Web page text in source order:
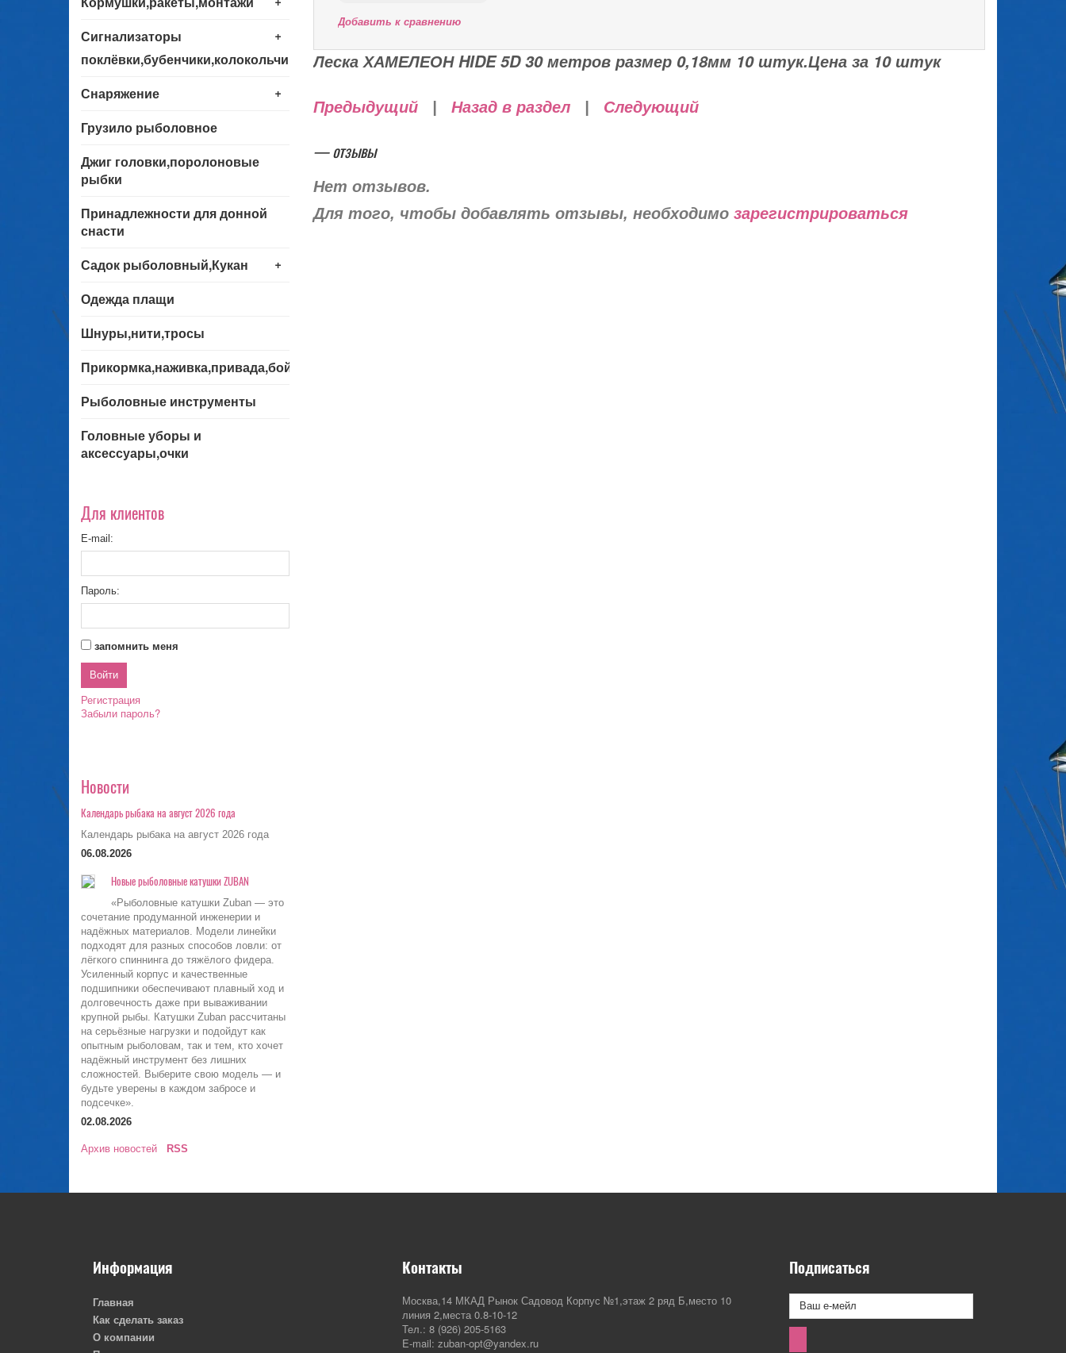
+
Сигнализаторы
поклёвки,бубенчики,колокольчики
+
Снаряжение
Грузило рыболовное
Джиг головки,поролоновые
рыбки
Принадлежности для донной
снасти
+
Садок рыболовный,Кукан
Одежда плащи
Шнуры,нити,тросы
Прикормка,наживка,привада,бойла
Рыболовные инструменты
Головные уборы и
аксессуары,очки
Для клиентов
E-mail:
Пароль:
запомнить меня
Регистрация
Забыли пароль?
Новости
Календарь рыбака на август 2026 года
Календарь рыбака на август 2026 года
06.08.2026
Новые рыболовные катушки ZUBAN
«Рыболовные катушки Zuban — это
сочетание продуманной инженерии и
надёжных материалов. Модели линейки
подходят для разных способов ловли: от
лёгкого спиннинга до тяжёлого фидера.
Усиленный корпус и качественные
подшипники обеспечивают плавный ход и
долговечность даже при вываживании
крупной рыбы. Катушки Zuban рассчитаны
на серьёзные нагрузки и подойдут как
опытным рыболовам, так и тем, кто хочет
надёжный инструмент без лишних
сложностей. Выберите свою модель — и
будьте уверены в каждом забросе и
подсечке».
02.08.2026
Архив новостей RSS
Добавить к сравнению
Леска ХАМЕЛЕОН HIDE 5D 30 метров размер 0,18мм 10 штук.Цена за 10 штук
Предыдущий| Назад в раздел| Следующий
— отзывы
Нет отзывов.
Для того, чтобы добавлять отзывы, необходимо зарегистрироваться
Информация
Главная
Как сделать заказ
О компании
Контакты
Москва,14 МКАД Рынок Садовод Корпус №1,этаж 2 ряд Б,место 10
линия 2,места 0.8-10-12
Тел.: 8 (926) 205-5163
E-mail: zuban-opt@yandex.ru
Подписаться